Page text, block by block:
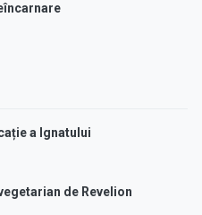
a Ignatului
de Revelion